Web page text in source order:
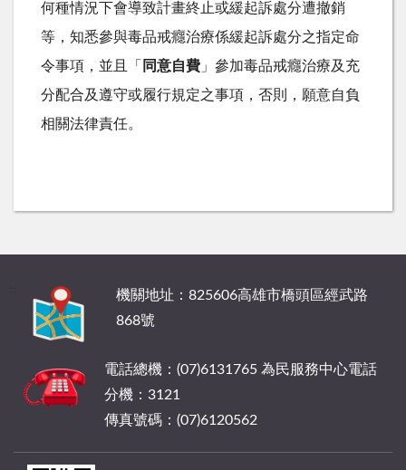
何種情況下會導致計畫終止或緩起訴處分遭撤銷
等，知悉參與毒品戒癮治療係緩起訴處分之指定命
令事項，並且「 同意自費 」參加毒品戒癮治療及充
分配合及遵守或履行規定之事項，否則，願意自負
相關法律責任。
機關地址：825606高雄市橋頭區經武路
868號
電話總機：(07)6131765 為民服務中心電話
分機：3121
傳真號碼：(07)6120562